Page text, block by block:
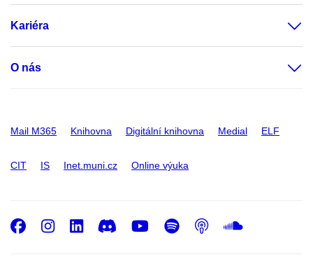
Kariéra
O nás
Mail M365 Knihovna Digitální knihovna Medial ELF
CIT IS Inet.muni.cz Online výuka
Facebook
Instagram
LinkedIn
DiscordYoutube
Spotify
Podcast